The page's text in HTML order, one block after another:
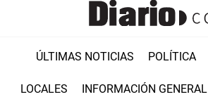
ÚLTIMAS NOTICIAS POLÍTICA
LOCALES INFORMACIÓN GENERAL